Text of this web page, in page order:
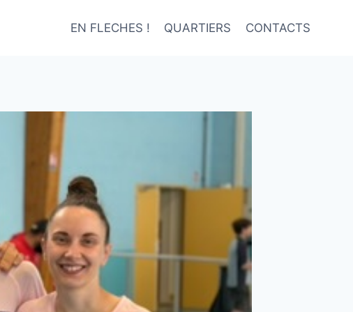
EN FLECHES ! QUARTIERS CONTACTS